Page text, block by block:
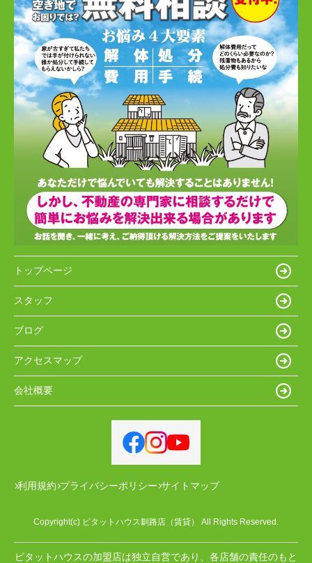
トップページ
スタッフ
ブログ
アクセスマップ
会社概要
利用規約 プライバシーポリシー サイトマップ
Copyright(c) ピタットハウス釧路店（賃貸） All Rights Reserved.
ピタットハウスの加盟店は独立自営であり、各店舗の責任のもと